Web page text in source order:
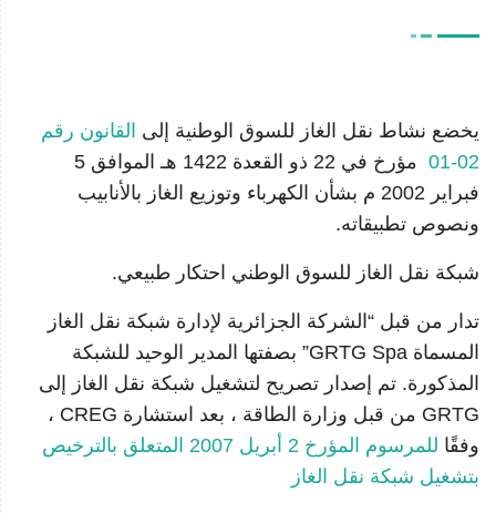
يخضع نشاط نقل الغاز للسوق الوطنية إلى القانون رقم
02-01
مؤرخ في 22 ذو القعدة 1422 هـ الموافق 5
فبراير 2002 م بشأن الكهرباء وتوزيع الغاز بالأنابيب
ونصوص تطبيقاته.
شبكة نقل الغاز للسوق الوطني احتكار طبيعي.
تدار من قبل “الشركة الجزائرية لإدارة شبكة نقل الغاز
المسماة GRTG Spa” بصفتها المدير الوحيد للشبكة
المذكورة. تم إصدار تصريح لتشغيل شبكة نقل الغاز إلى
GRTG من قبل وزارة الطاقة ، بعد استشارة CREG ،
وفقًا
للمرسوم المؤرخ 2 أبريل 2007 المتعلق بالترخيص
بتشغيل شبكة نقل الغاز